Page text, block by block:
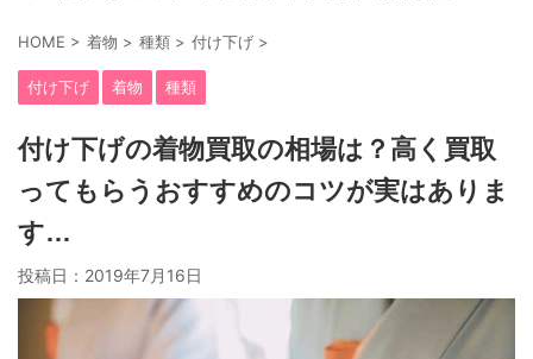
HOME > 着物 > 種類 > 付け下げ >
付け下げ 着物 種類
付け下げの着物買取の相場は？高く買取
ってもらうおすすめのコツが実はありま
す…
投稿日： 2019年7月16日